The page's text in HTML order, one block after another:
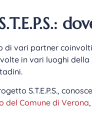
di vari partner
in vari luoghi della
S.T.E.P.S.,
del Comune di Verona